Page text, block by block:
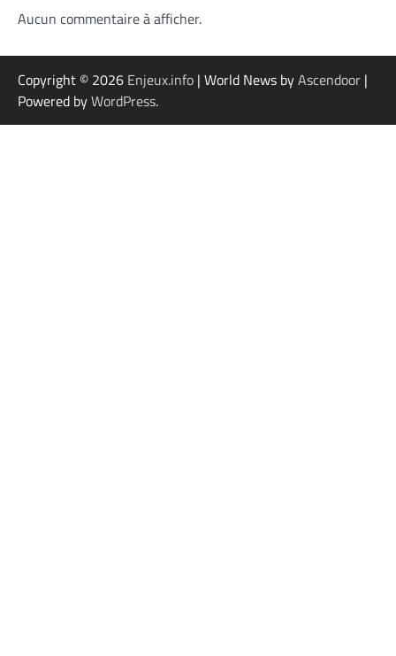
Aucun commentaire à afficher.
Copyright © 2026 Enjeux.info | World News byAscendoor |
Powered byWordPress.